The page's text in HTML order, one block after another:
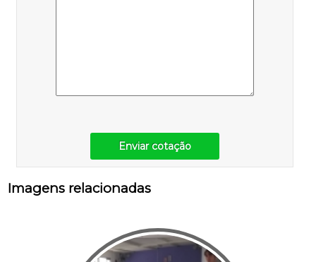
Enviar cotação
Imagens relacionadas